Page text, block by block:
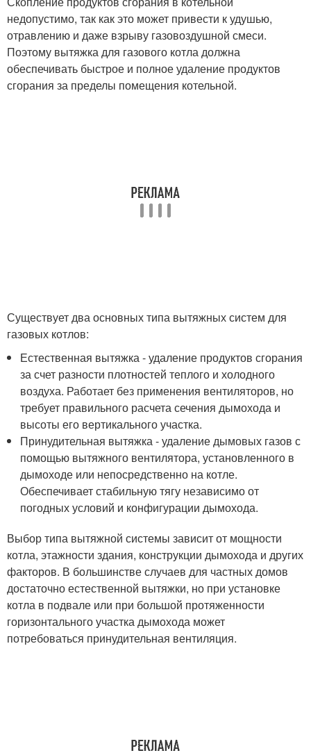
недопустимо, так как это может привести к удушью,
отравлению и даже взрыву газовоздушной смеси.
Поэтому вытяжка для газового котла должна
обеспечивать быстрое и полное удаление продуктов
сгорания за пределы помещения котельной.
Существует два основных типа вытяжных систем для
газовых котлов:
Естественная вытяжка - удаление продуктов сгорания
за счет разности плотностей теплого и холодного
воздуха. Работает без применения вентиляторов, но
требует правильного расчета сечения дымохода и
высоты его вертикального участка.
Принудительная вытяжка - удаление дымовых газов с
помощью вытяжного вентилятора, установленного в
дымоходе или непосредственно на котле.
Обеспечивает стабильную тягу независимо от
погодных условий и конфигурации дымохода.
Выбор типа вытяжной системы зависит от мощности
котла, этажности здания, конструкции дымохода и других
факторов. В большинстве случаев для частных домов
достаточно естественной вытяжки, но при установке
котла в подвале или при большой протяженности
горизонтального участка дымохода может
потребоваться принудительная вентиляция.